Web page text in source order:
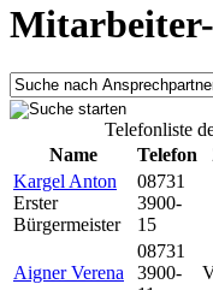
Telefonliste
Name
Telefon
Kargel Anton
Erster
Bürgermeister
08731
3900-
15
Aigner Verena
08731
3900-